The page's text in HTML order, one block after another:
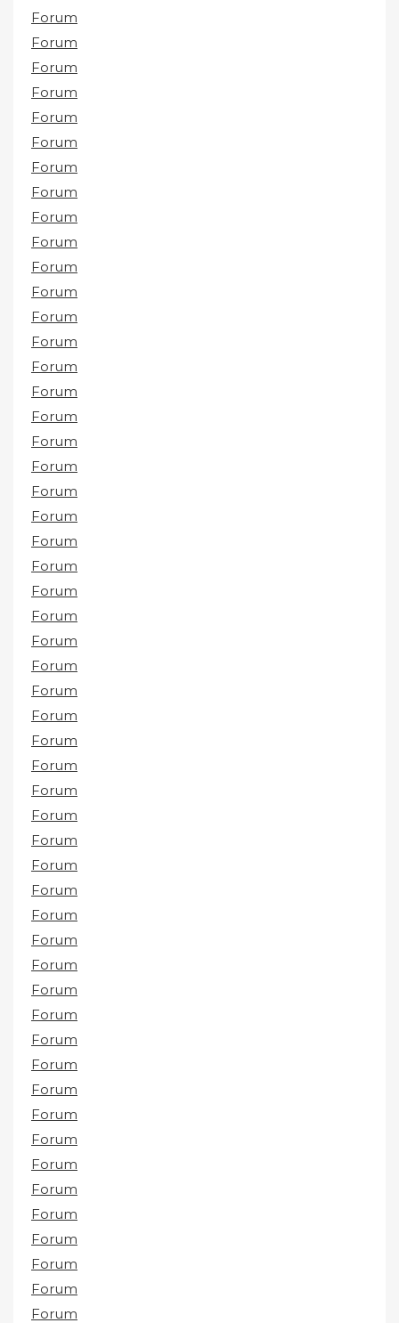
Forum
Forum
Forum
Forum
Forum
Forum
Forum
Forum
Forum
Forum
Forum
Forum
Forum
Forum
Forum
Forum
Forum
Forum
Forum
Forum
Forum
Forum
Forum
Forum
Forum
Forum
Forum
Forum
Forum
Forum
Forum
Forum
Forum
Forum
Forum
Forum
Forum
Forum
Forum
Forum
Forum
Forum
Forum
Forum
Forum
Forum
Forum
Forum
Forum
Forum
Forum
Forum
Forum